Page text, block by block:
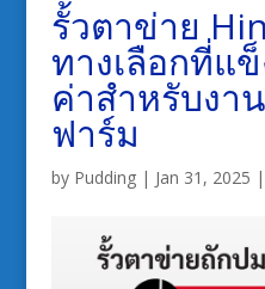
รั้วตาข่าย
ทางเลือกที่แ
ค่าสำหรับงา
ฟาร์ม
by Pudding| Jan 31, 2025 |